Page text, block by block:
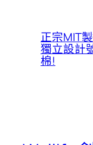
正宗MIT
獨立設計
棉!